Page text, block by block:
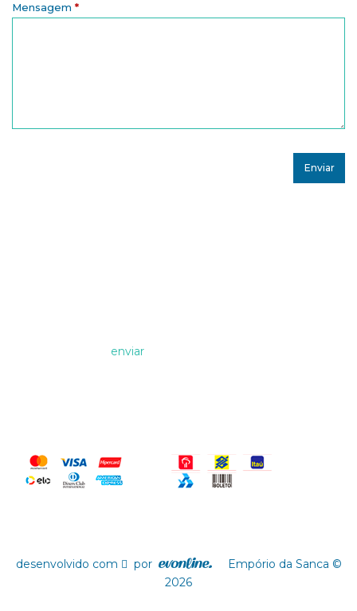
Mensagem *
desenvolvido com por
Empório da Sanca ©
2026